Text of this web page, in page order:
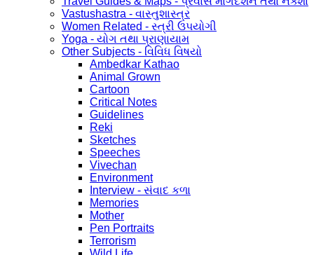
Vastushastra - વાસ્તુશાસ્ત્ર
Women Related - સ્ત્રી ઉપયોગી
Yoga - યોગ તથા પ્રાણાયામ
Other Subjects - વિવિધ વિષયો
Ambedkar Kathao
Animal Grown
Cartoon
Critical Notes
Guidelines
Reki
Sketches
Speeches
Vivechan
Environment
Interview - સંવાદ કળા
Memories
Mother
Pen Portraits
Terrorism